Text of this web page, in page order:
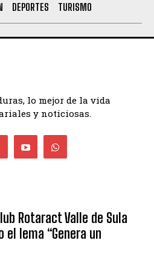
DEPORTES TURISMO
lo mejor de la vida
y noticiosas.
Rotaract Valle de Sula
el lema “Genera un